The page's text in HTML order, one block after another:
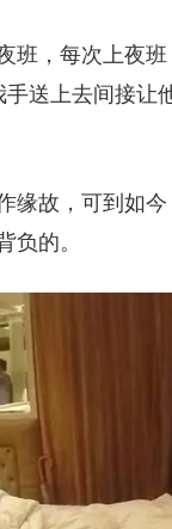
班，每次上夜
送上去间接让
缘故，可到如
负的。